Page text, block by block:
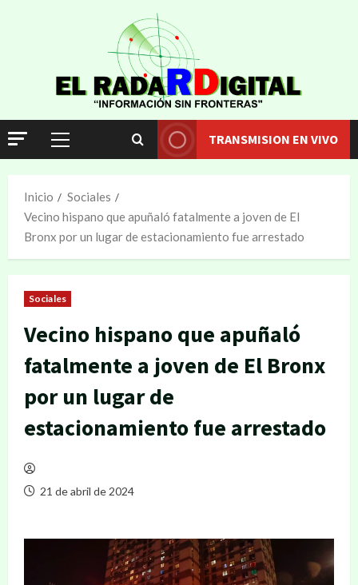
TRANSMISION EN VIVO
Inicio
Sociales
Vecino hispano que apuñaló fatalmente a joven de El
Bronx por un lugar de estacionamiento fue arrestado
Sociales
Vecino hispano que apuñaló
fatalmente a joven de El Bronx
por un lugar de
estacionamiento fue arrestado
21 de abril de 2024